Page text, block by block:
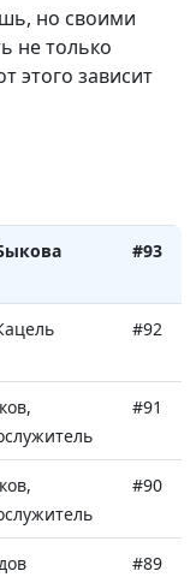
но своими
не только
этого зависит
#93
#92
#91
#90
#89